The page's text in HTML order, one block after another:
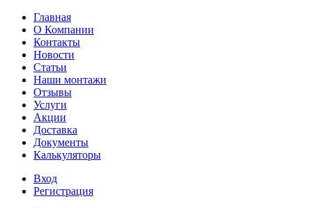
Главная
О Компании
Контакты
Новости
Статьи
Наши монтажи
Отзывы
Услуги
Акции
Доставка
Документы
Калькуляторы
Вход
Регистрация